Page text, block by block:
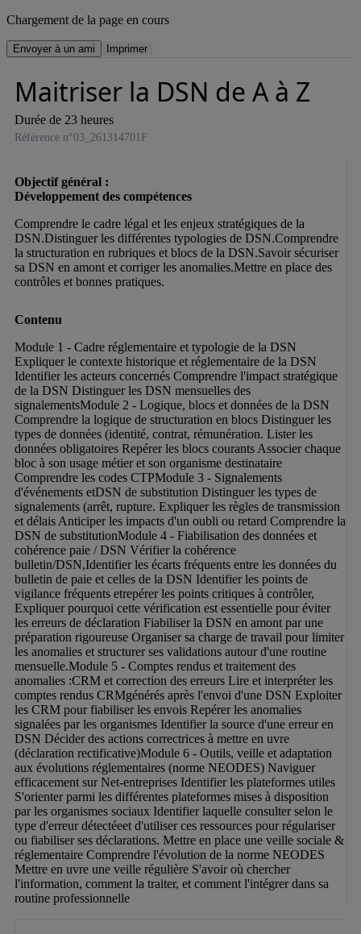
Chargement de la page en cours
Envoyer à un ami Imprimer
Maitriser la DSN de A à Z
Durée de 23 heures
Référence n°03_261314701F
Objectif général :
Comprendre le cadre légal et les enjeux stratégiques de la
DSN.Distinguer les différentes typologies de DSN.Comprendre
la structuration en rubriques et blocs de la DSN.Savoir sécuriser
sa DSN en amont et corriger les anomalies.Mettre en place des
contrôles et bonnes pratiques.
Contenu
Module 1 - Cadre réglementaire et typologie de la DSN
Expliquer le contexte historique et réglementaire de la DSN
Identifier les acteurs concernés Comprendre l'impact stratégique
de la DSN Distinguer les DSN mensuelles des
signalementsModule 2 - Logique, blocs et données de la DSN
Comprendre la logique de structuration en blocs Distinguer les
types de données (identité, contrat, rémunération. Lister les
données obligatoires Repérer les blocs courants Associer chaque
bloc à son usage métier et son organisme destinataire
Comprendre les codes CTPModule 3 - Signalements
d'événements etDSN de substitution Distinguer les types de
signalements (arrêt, rupture. Expliquer les règles de transmission
et délais Anticiper les impacts d'un oubli ou retard Comprendre la
DSN de substitutionModule 4 - Fiabilisation des données et
cohérence paie / DSN Vérifier la cohérence
bulletin/DSN,Identifier les écarts fréquents entre les données du
bulletin de paie et celles de la DSN Identifier les points de
vigilance fréquents etrepérer les points critiques à contrôler,
Expliquer pourquoi cette vérification est essentielle pour éviter
les erreurs de déclaration Fiabiliser la DSN en amont par une
préparation rigoureuse Organiser sa charge de travail pour limiter
les anomalies et structurer ses validations autour d'une routine
mensuelle.Module 5 - Comptes rendus et traitement des
anomalies :CRM et correction des erreurs Lire et interpréter les
comptes rendus CRMgénérés après l'envoi d'une DSN Exploiter
les CRM pour fiabiliser les envois Repérer les anomalies
signalées par les organismes Identifier la source d'une erreur en
DSN Décider des actions correctrices à mettre en uvre
(déclaration rectificative)Module 6 - Outils, veille et adaptation
aux évolutions réglementaires (norme NEODES) Naviguer
efficacement sur Net-entreprises Identifier les plateformes utiles
S'orienter parmi les différentes plateformes mises à disposition
par les organismes sociaux Identifier laquelle consulter selon le
type d'erreur détectéeet d'utiliser ces ressources pour régulariser
ou fiabiliser ses déclarations. Mettre en place une veille sociale &
réglementaire Comprendre l'évolution de la norme NEODES
Mettre en uvre une veille régulière S'avoir où chercher
l'information, comment la traiter, et comment l'intégrer dans sa
routine professionnelle